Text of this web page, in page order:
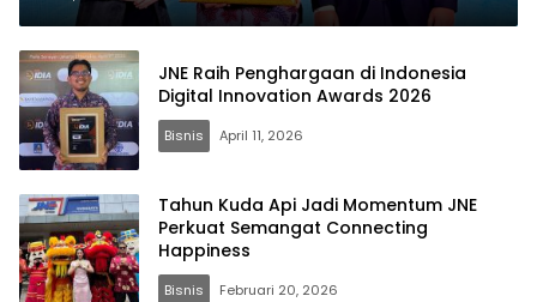
JNE Raih Penghargaan di Indonesia
Digital Innovation Awards 2026
Bisnis April 11, 2026
Tahun Kuda Api Jadi Momentum JNE
Perkuat Semangat Connecting
Happiness
Bisnis Februari 20, 2026